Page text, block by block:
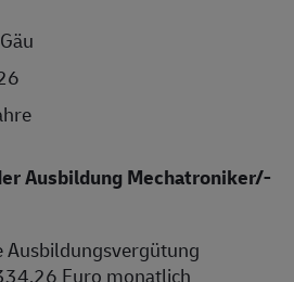
Ausbildung Mechatroniker/-
Ausbildungsvergütung
Euro monatlich